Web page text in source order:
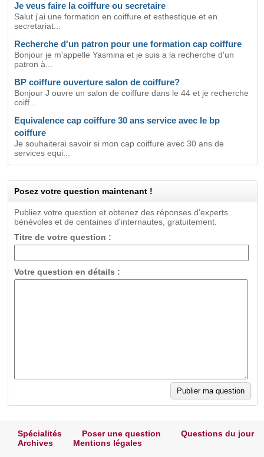
Je veus faire la coiffure ou secretaire
Salut j'ai une formation en coiffure et esthestique et en
secretariat...
Recherche d'un patron pour une formation cap coiffure
Bonjour je m'appelle Yasmina et je suis a la recherche d'un
patron à...
BP coiffure ouverture salon de coiffure?
Bonjour J ouvre un salon de coiffure dans le 44 et je recherche
coiff...
Equivalence cap coiffure 30 ans service avec le bp
coiffure
Je souhaiterai savoir si mon cap coiffure avec 30 ans de
services equi...
Posez votre question maintenant !
Publiez votre question et obtenez des réponses d'experts
bénévoles et de centaines d'internautes, gratuitement.
Titre de votre question :
Votre question en détails :
Spécialités Poser une question
Questions du jour
Archives
Mentions légales